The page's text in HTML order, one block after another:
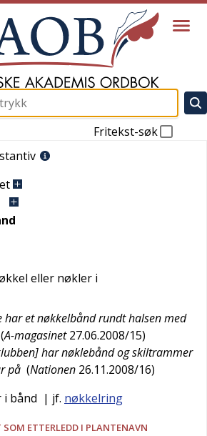
Fritekst-søk
et
eller nøkler i
har et nøkkelbånd rundt halsen med
(A-magasinet 27.06.2008/15)
har nøklebånd og skiltrammer
på (Nationen 26.11.2008/16)
i bånd | jf. nøkkelring
SOM ETTERLEDD I PLANTENAVN